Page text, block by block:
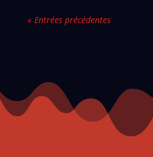
« Entrées précédentes